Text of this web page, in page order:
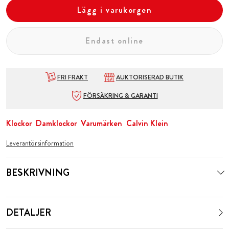
Lägg i varukorgen
Endast online
FRI FRAKT
AUKTORISERAD BUTIK
FÖRSÄKRING & GARANTI
Klockor Damklockor Varumärken Calvin Klein
Leverantörsinformation
BESKRIVNING
DETALJER